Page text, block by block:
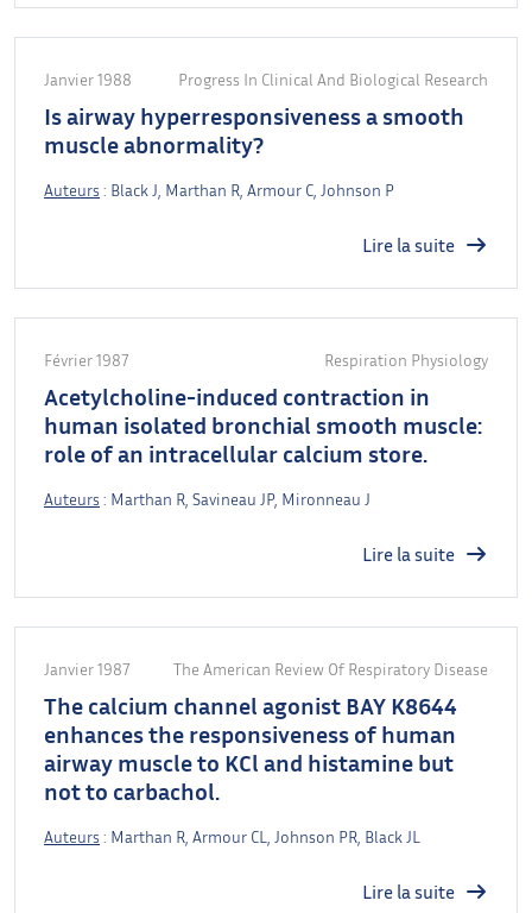
Janvier 1988 Progress In Clinical And Biological Research
Is airway hyperresponsiveness a smooth
muscle abnormality?
Auteurs : Black J, Marthan R, Armour C, Johnson P
Lire la suite
Février 1987 Respiration Physiology
Acetylcholine-induced contraction in
human isolated bronchial smooth muscle:
role of an intracellular calcium store.
Auteurs : Marthan R, Savineau JP, Mironneau J
Lire la suite
Janvier 1987 The American Review Of Respiratory Disease
The calcium channel agonist BAY K8644
enhances the responsiveness of human
airway muscle to KCl and histamine but
not to carbachol.
Auteurs : Marthan R, Armour CL, Johnson PR, Black JL
Lire la suite